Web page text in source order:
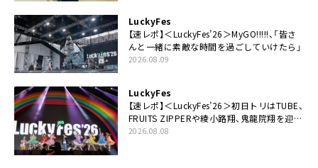
LuckyFes
【速レポ】＜LuckyFes’26＞MyGO!!!!!、「皆さ
んと一緒に素敵な時間を過ごしていけたら」
2026.08.09
LuckyFes
【速レポ】＜LuckyFes’26＞初日トリはTUBE、
FRUITS ZIPPERや綾小路翔、鬼龍院翔を迎え
た豪華コラボも「知ってたらぜひ一緒に歌っ
2026.08.08